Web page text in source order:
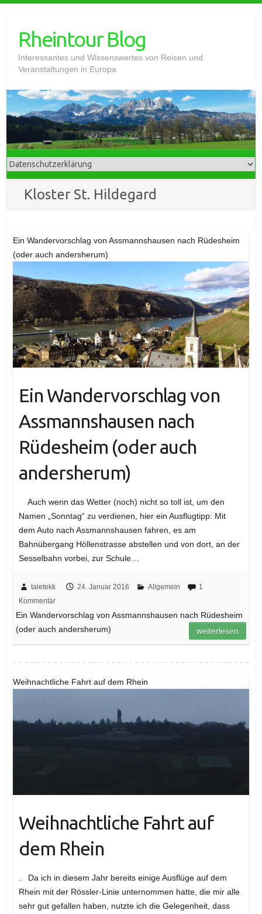
contentRheintour Blog
Interessantes und Wissenswertes von Reisen und
Veranstaltungen in Europa
Kloster St. Hildegard
Ein Wandervorschlag von Assmannshausen nach Rüdesheim
(oder auch andersherum)
Ein Wandervorschlag von
Assmannshausen nach
Rüdesheim (oder auch
andersherum)
Auch wenn das Wetter (noch) nicht so toll ist, um den
Namen „Sonntag“ zu verdienen, hier ein Ausflugtipp: Mit
dem Auto nach Assmannshausen fahren, es am
Bahnübergang Höllenstrasse abstellen und von dort, an der
Sesselbahn vorbei, zur Schule…
taletekk 24. Januar 2016 Allgemein
1
Kommentar
Ein Wandervorschlag von Assmannshausen nach Rüdesheim
(oder auch andersherum)
weiterlesen
Weihnachtliche Fahrt auf dem Rhein
Weihnachtliche Fahrt auf
dem Rhein
. Da ich in diesem Jahr bereits einige Ausflüge auf dem
Rhein mit der Rössler-Linie unternommen hatte, die mir alle
sehr gut gefallen haben, nutzte ich die Gelegenheit, dass